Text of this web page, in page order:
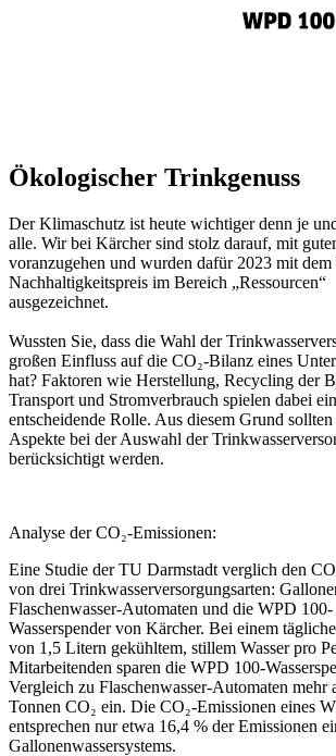
Ökologischer Trinkgenuss
Der Klimaschutz ist heute wichtiger denn je
alle. Wir bei Kärcher sind stolz darauf, mit
voranzugehen und wurden dafür 2023 mit dem
Nachhaltigkeitspreis im Bereich „Ressourcen“
ausgezeichnet.
Wussten Sie, dass die Wahl der
großen Einfluss auf die CO₂-Bilanz eines
hat? Faktoren wie Herstellung, Recycling der
Transport und Stromverbrauch spielen dabei
entscheidende Rolle. Aus diesem Grund
Aspekte bei der Auswahl der
berücksichtigt werden.
Analyse der CO₂-Emissionen:
Eine Studie der TU Darmstadt verglich den
von drei Trinkwasserversorgungsarten:
Flaschenwasser-Automaten und die WPD 100-
Wasserspender von Kärcher. Bei einem
von 1,5 Litern gekühltem, stillem Wasser pro
Mitarbeitenden sparen die WPD 100-
Vergleich zu Flaschenwasser-Automaten mehr
Tonnen CO₂ ein. Die CO₂-Emissionen eines
entsprechen nur etwa 16,4 % der Emissionen
Gallonenwassersystems.